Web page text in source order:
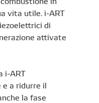
vita utile. i-ART
di
attivate
i-ART
a ridurre il
la fase